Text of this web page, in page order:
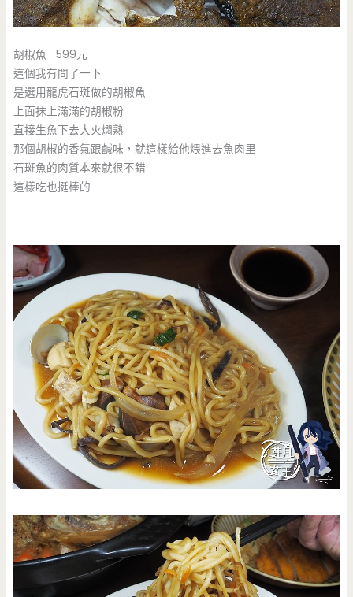
胡椒魚 599元
這個我有問了一下
是選用龍虎石斑做的胡椒魚
上面抹上滿滿的胡椒粉
直接生魚下去大火燜熟
那個胡椒的香氣跟鹹味，就這樣給他煨進去魚肉里
石斑魚的肉質本來就很不錯
這樣吃也挺棒的